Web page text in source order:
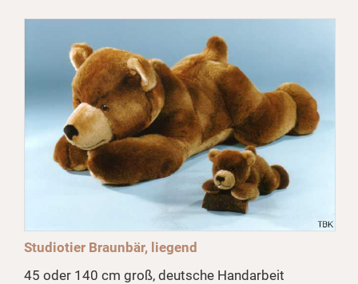
Studiotier Braunbär, liegend
45 oder 140 cm groß, deutsche Handarbeit